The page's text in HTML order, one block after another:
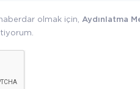
olmak için, Aydınlatma